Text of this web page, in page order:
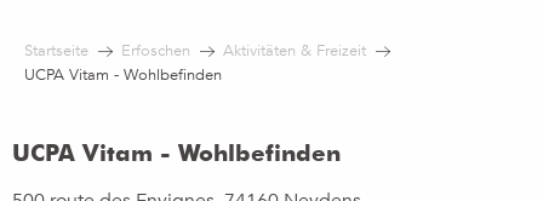
contenu
Startseite Erfoschen
Aktivitäten & Freizeit
UCPA Vitam - Wohlbefinden
UCPA Vitam - Wohlbefinden